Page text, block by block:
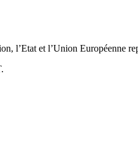
l’Etat et l’Union Européenne